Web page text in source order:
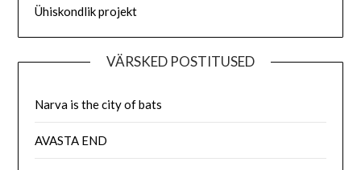
Ühiskondlik projekt
VÄRSKED POSTITUSED
Narva is the city of bats
AVASTA END